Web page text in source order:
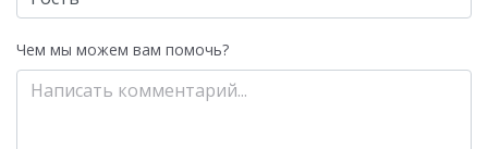
Чем мы можем вам помочь?